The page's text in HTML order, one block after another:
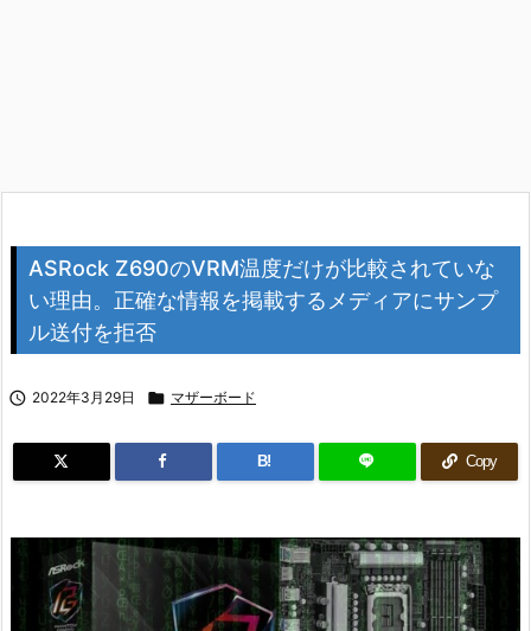
ASRock Z690のVRM温度だけが比較されていな
い理由。正確な情報を掲載するメディアにサンプ
ル送付を拒否
 2022年3月29日  マザーボード
B! Copy